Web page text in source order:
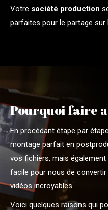
Votre société production
parfaites pour le partage sur
Pourquoi faire
En procédant étape par
montage parfait en
vos fichiers, mais
facile pour nous de
vidéos incroyables.
Voici quelques raisons qui